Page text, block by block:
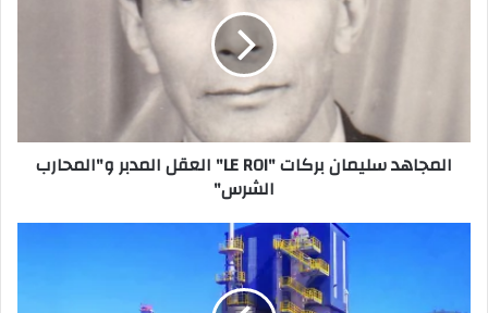
المجاهد سليمان بركات "LE ROI" العقل المدبر و"المحارب
الشرس"